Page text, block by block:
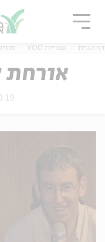
דף הבית ספריית VOD
אורחת
סגור